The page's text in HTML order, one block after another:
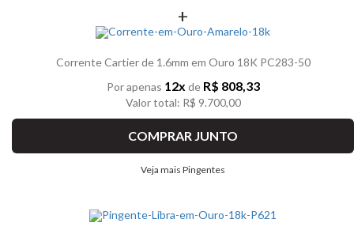
+
Corrente Cartier de 1.6mm em Ouro 18K PC283-50
Por apenas 12x de R$ 808,33
Valor total: R$ 9.700,00
COMPRAR JUNTO
Veja mais Pingentes